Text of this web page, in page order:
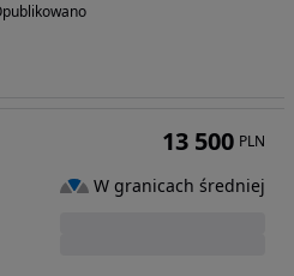
13 500 PLN
W granicach średniej